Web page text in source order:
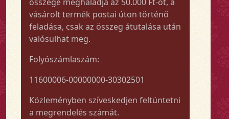
vásárolt termék postai úton történő
feladása, csak az összeg átutalása után
valósulhat meg.
Folyószámlaszám:
11600006-00000000-30302501
Közleményben szíveskedjen feltüntetni
a megrendelés számát.